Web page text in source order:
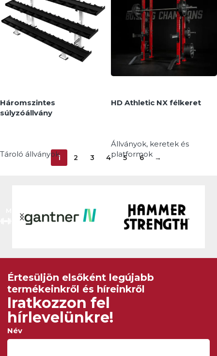
MEGNÉZEM MEGNÉZEM
Háromszintes
súlyzóállvány
Tároló állványok
HD Athletic NX félkeret
Állványok, keretek és
platformok
MEGNÉZEM
1 2 3 4 5 6 →
Értesüljön elsőként legújabb
termékeinkről és híreinkről
Iratkozzon fel
hírlevelünkre!
Név